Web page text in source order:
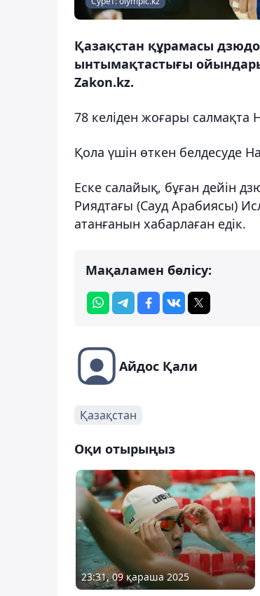
Қазақстан құрамасы
ынтымақтастығы
Zakon.kz.
78 келіден жоғары салмақта
Қола үшін өткен белдесуде
Еске салайық, бұған дейін
Риядтағы (Сауд Арабиясы)
атанғанын хабарлаған едік.
Мақаламен бөлісу:
Айдос Қали
Қазақстан
Оқи отырыңыз
23:31, 09 қараша 2025